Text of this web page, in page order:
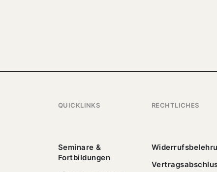
QUICKLINKS
Seminare &
Fortbildungen
RECHTLICHES